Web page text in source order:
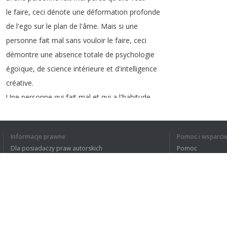
le faire, ceci dénote une déformation profonde
de l'ego sur le plan de l'âme. Mais si une
personne fait mal sans vouloir le faire, ceci
démontre une absence totale de psychologie
égoïque, de science intérieure et d'intelligence
créative.
Une personne qui fait mal et qui a l'habitude
est forcée de vivre
éventuellement avoir clair à travers ses
Informacje prawne
Dla posiadaczy praw autorskich
Pomoc i wsparcie
Pomoc